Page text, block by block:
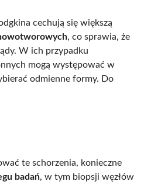
cechują się większą
, co sprawia, że
W ich przypadku
mogą występować w
odmienne formy. Do
te schorzenia, konieczne
badań, w tym biopsji węzłów